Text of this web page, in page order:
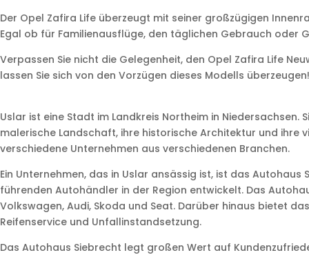
Der Opel Zafira Life überzeugt mit seiner großzügigen
Egal ob für Familienausflüge, den täglichen Gebrauch oder
Verpassen Sie nicht die Gelegenheit, den Opel Zafira Life
lassen Sie sich von den Vorzügen dieses Modells überzeugen!
Uslar ist eine Stadt im Landkreis Northeim in
malerische Landschaft, ihre historische Architektur und
verschiedene Unternehmen aus verschiedenen Branchen.
Ein Unternehmen, das in Uslar ansässig ist, ist das
führenden Autohändler in der Region entwickelt. Das
Volkswagen, Audi, Skoda und Seat. Darüber hinaus bietet
Reifenservice und Unfallinstandsetzung.
Das Autohaus Siebrecht legt großen Wert auf